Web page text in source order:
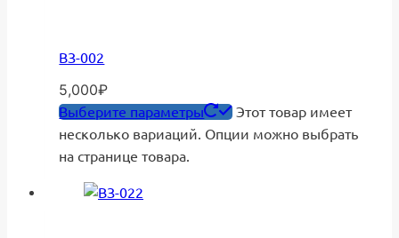
ВЗ-002
5,000₽
Выберите параметры
Этот товар имеет
несколько вариаций. Опции можно выбрать
на странице товара.